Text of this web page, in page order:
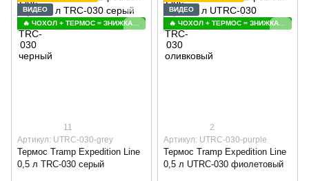
ВИДЕО
11
Артикул: UTRC-030-grey
Термос Tramp Expedition Line
0,5 л TRC-030 серый
ВИДЕО
2
Артикул: UTRC-030-purple
Термос Tramp Expedition Line
0,5 л UTRC-030 фиолетовый